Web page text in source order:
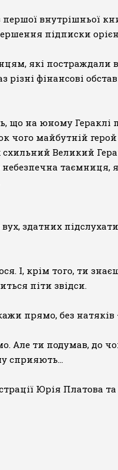
внутрішньої
підписки
які постраждали
різні фінансові
на юному Гераклі
чого майбутній
Великий
таємниця,
здатних
І, крім того, ти
піти звідси.
прямо, без
Але ти подумав, до
сприяють…
Юрія Платова